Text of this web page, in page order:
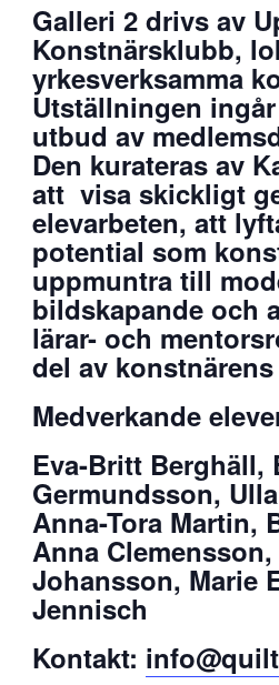
Galleri 2 drivs av
Konstnärsklubb,
yrkesverksamma
Utställningen
utbud av
Den kurateras av
att visa skickligt
elevarbeten, att
potential som
uppmuntra till
bildskapande och
lärar- och
del av
Medverkande
Eva-Britt Berghäll,
Germundsson,
Anna-Tora Martin,
Anna
Johansson, Marie
Jennisch
Kontakt: